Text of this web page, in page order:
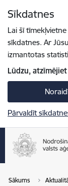
Sīkdatnes
Lai šī
sīkdatnes. Ar
izmantotas
Lūdzu,
Pārvaldīt
Sākums